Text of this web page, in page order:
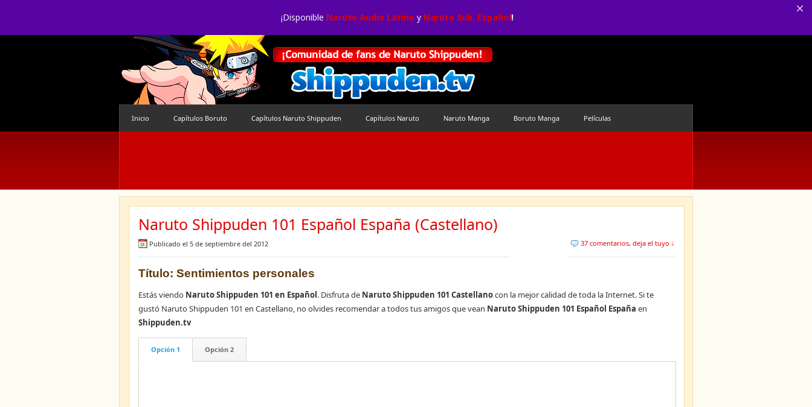
¡Disponible Naruto Audio Latino y Naruto Sub. Español!
Inicio Capítulos Boruto Capítulos Naruto Shippuden Capítulos Naruto Naruto Manga Boruto Manga Películas
Naruto Shippuden 101 Español España (Castellano)
Publicado el 5 de septiembre del 2012 37 comentarios, deja el tuyo ↓
Título: Sentimientos personales
Estás viendo Naruto Shippuden 101 en Español. Disfruta de Naruto Shippuden 101 Castellanocon la mejor calidad de toda la Internet. Si te
gustó Naruto Shippuden 101 en Castellano, no olvides recomendar a todos tus amigos que vean Naruto Shippuden 101 Español España en
Shippuden.tv
Opción 1 Opción 2